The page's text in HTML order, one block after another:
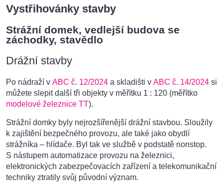
Vystřihovánky stavby
Strážní domek, vedlejší budova se
záchodky, stavědlo
Drážní stavby
Po nádraží v ABC č. 12/2024 a skladišti v ABC č. 14/2024 si
můžete slepit další tři objekty v měřítku 1 : 120 (měřítko
modelové železnice TT).
Strážní domky byly nejrozšířenější drážní stavbou. Sloužily
k zajištění bezpečného provozu, ale také jako obydlí
strážníka – hlídače. Byl tak ve službě v podstatě nonstop.
S nástupem automatizace provozu na železnici,
elektronických zabezpečovacích zařízení a telekomunikační
techniky ztratily svůj původní význam.